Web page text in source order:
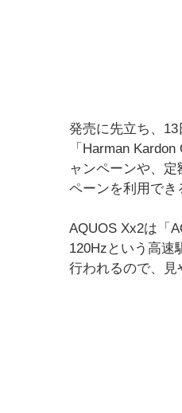
発売に先立ち、
「Harman
ャンペーンや、
ペーンを利用でき
AQUOS Xx2は「
120Hzという高速
行われるので、見